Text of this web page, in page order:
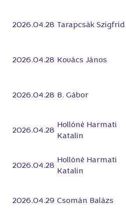
2026.04.28 Tarapcsàk Szigfrid
2026.04.28 Kovács János
2026.04.28 B. Gábor
2026.04.28
Hollóné Harmati
Katalin
2026.04.28
Hollóné Harmati
Katalin
2026.04.29 Csomán Balázs